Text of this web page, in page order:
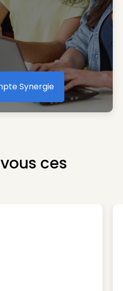
votre compte Synergie
Synergie
ces